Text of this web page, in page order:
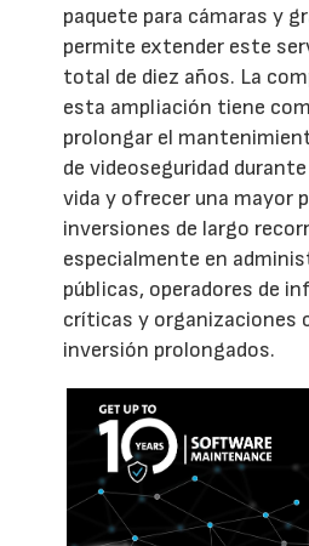
paquete para cámaras y
permite extender este
total de diez años. La
esta ampliación tiene
prolongar el
de videoseguridad
vida y ofrecer una mayor
inversiones de largo
especialmente en
públicas, operadores de
críticas y organizaciones
inversión prolongados.